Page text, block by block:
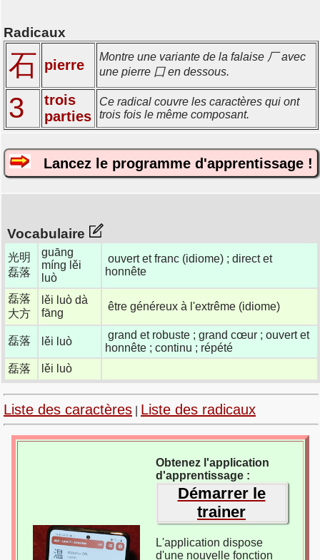
Radicaux
石 pierre
Montre une variante de la falaise 厂 avec
une pierre 囗 en dessous.
3
trois
parties
Ce radical couvre les caractères qui ont
trois fois le même composant.
Lancez le programme d'apprentissage !
Vocabulaire
光明
磊落
guāng
míng lěi
luò
ouvert et franc (idiome) ; direct et
honnête
磊落
大方
lěi luò dà
fāng
être généreux à l'extrême (idiome)
磊落 lěi luò
grand et robuste ; grand cœur ; ouvert et
honnête ; continu ; répété
磊落
lěi luò
Liste des caractères Liste des radicaux
Obtenez l'application
d'apprentissage :
Démarrer le
trainer
L'application dispose
d'une nouvelle fonction